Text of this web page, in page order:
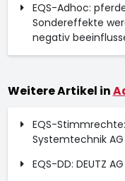
EQS-Adhoc:
Sondereffekte
negativ
Weitere Artikel in
EQS-
Systemtechnik
EQS-DD: DEUTZ